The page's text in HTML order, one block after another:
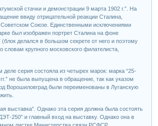
стачки и демонстрации 9 марта 1902 г.”. На
ввиду отрицательной реакции Сталина,
Советском Союзе. Единственными исключениями
был изображен портрет Сталина на фоне
делался в большом секрете от него и поэтому
крупного московского филателиста,
серия состояла из четырех марок: марка “25-
не была выпущена в обращение, так как указом
Ворошиловград были переименованы в Луганскую
выставка”. Однако эта серия должна была состоять
250” и главный вход на выставку. Однако она в